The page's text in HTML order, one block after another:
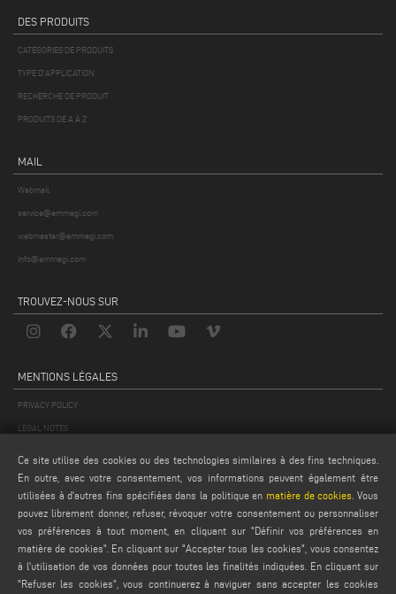
DES PRODUITS
CATÉGORIES DE PRODUITS
TYPE D'APPLICATION
RECHERCHE DE PRODUIT
PRODUITS DE A À Z
MAIL
Webmail
service@emmegi.com
webmaster@emmegi.com
info@emmegi.com
TROUVEZ-NOUS SUR
MENTIONS LÉGALES
PRIVACY POLICY
LEGAL NOTES
CONDITIONS GÉNÉRALES DE VENTE
CONDITIONS GÉNÉRALES DE DISTRIBUTION
PARAMÈTRES DES COOKIES
Ce site utilise des cookies ou des technologies similaires à des fins techniques.
En outre, avec votre consentement, vos informations peuvent également être
utilisées à d'autres fins spécifiées dans la politique en matière de cookies . Vous
pouvez librement donner, refuser, révoquer votre consentement ou personnaliser
vos préférences à tout moment, en cliquant sur "Définir vos préférences en
matière de cookies". En cliquant sur "Accepter tous les cookies", vous consentez
à l'utilisation de vos données pour toutes les finalités indiquées. En cliquant sur
"Refuser les cookies", vous continuerez à naviguer sans accepter les cookies